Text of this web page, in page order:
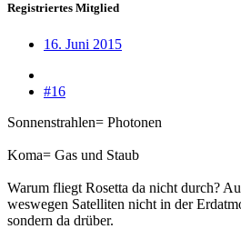
Registriertes Mitglied
16. Juni 2015
#16
Sonnenstrahlen= Photonen
Koma= Gas und Staub
Warum fliegt Rosetta da nicht durch?
weswegen Satelliten nicht in der
sondern da drüber.